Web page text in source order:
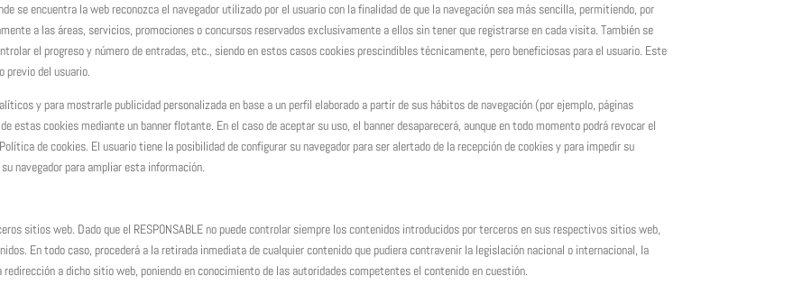
se encuentra la web reconozca el navegador utilizado por el usuario con la finalidad de que la navegación sea más sencilla, permitiendo, por
a las áreas, servicios, promociones o concursos reservados exclusivamente a ellos sin tener que registrarse en cada visita. También se
el progreso y número de entradas, etc., siendo en estos casos cookies prescindibles técnicamente, pero beneficiosas para el usuario. Este
previo del usuario.
y para mostrarle publicidad personalizada en base a un perfil elaborado a partir de sus hábitos de navegación (por ejemplo, páginas
estas cookies mediante un banner flotante. En el caso de aceptar su uso, el banner desaparecerá, aunque en todo momento podrá revocar el
de cookies. El usuario tiene la posibilidad de configurar su navegador para ser alertado de la recepción de cookies y para impedir su
navegador para ampliar esta información.
sitios web. Dado que el RESPONSABLE no puede controlar siempre los contenidos introducidos por terceros en sus respectivos sitios web,
En todo caso, procederá a la retirada inmediata de cualquier contenido que pudiera contravenir la legislación nacional o internacional, la
a dicho sitio web, poniendo en conocimiento de las autoridades competentes el contenido en cuestión.